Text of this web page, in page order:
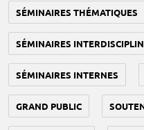
SÉMINAIRES THÉMATIQUES
SÉMINAIRES
SÉMINAIRES INTERNES
GRAND PUBLIC